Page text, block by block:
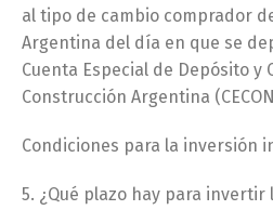
al tipo de cambio comprador
Argentina del día en que se
Cuenta Especial de Depósito y
Construcción Argentina
Condiciones para la inversión
5. ¿Qué plazo hay para